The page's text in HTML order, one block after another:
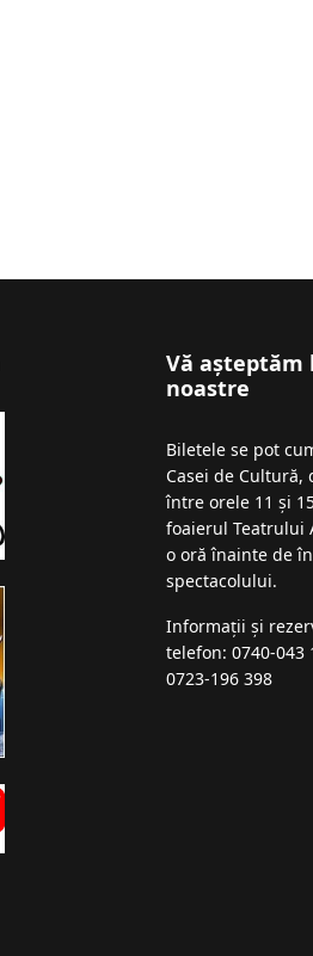
Vă așteptăm
noastre
Biletele se pot
Casei de
între orele 11 și
foaierul Teatrului
o oră înainte de
spectacolului.
Informații şi
telefon: 0740-043
0723-196 398